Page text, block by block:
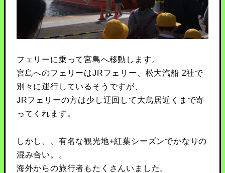
フェリーに乗って宮島へ移動します。
宮島へのフェリーはJRフェリー、松大汽船 2社で
別々に運行しているそうですが、
JRフェリーの方は少し迂回して大鳥居近くまで寄
ってくれます。
しかし、、有名な観光地+紅葉シーズンでかなりの
混み合い。。
海外からの旅行者もたくさんいました。